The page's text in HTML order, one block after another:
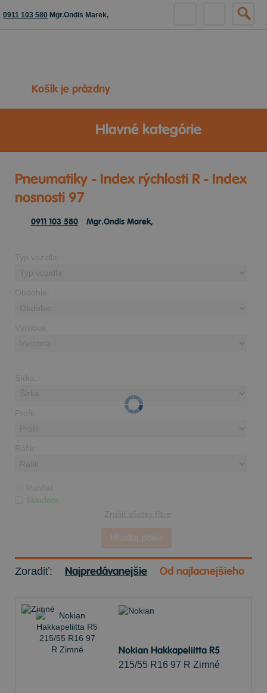
0911 103 580 Mgr.Ondis Marek,
Košík je prázdny
Hlavné kategórie
Pneumatiky - Index rýchlosti R - Index
nosnosti 97
0911 103 580 Mgr.Ondis Marek,
Typ vozidla:
Obdobie:
Výrobca:
Šírka:
Profil:
Ráfik:
Runflat
Skladom
Zrušiť všetky filtre
Zoradiť: Najpredávanejšie Od najlacnejšieho
Nokian Hakkapeliitta R5
215/55 R16 97 R Zimné